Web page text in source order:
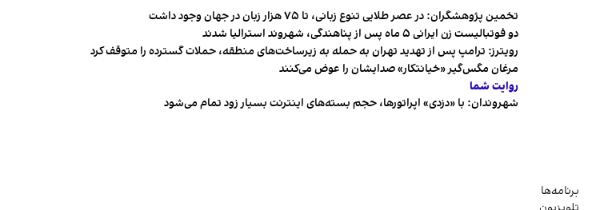
تخمین پژوهشگران: در عصر طلایی تنوع زبانی، تا ۷۵ هزار زبان در جهان وجود داشت
دو فوتبالیست زن ایرانی ۵ ماه پس از پناهندگی، شهروند استرالیا شدند
رویترز: ترامپ پس از تهدید تهران به حمله به زیرساخت‌های منطقه، حملات گسترده را متوقف کرد
مرغان مگس‌گیر «خیانتکار» صدایشان را عوض می‌کنند
روایت شما
شهروندان:‌ با «دزدی» اپراتورها، حجم بسته‌های اینترنت بسیار زود تمام می‌شود
برنامه‌ها